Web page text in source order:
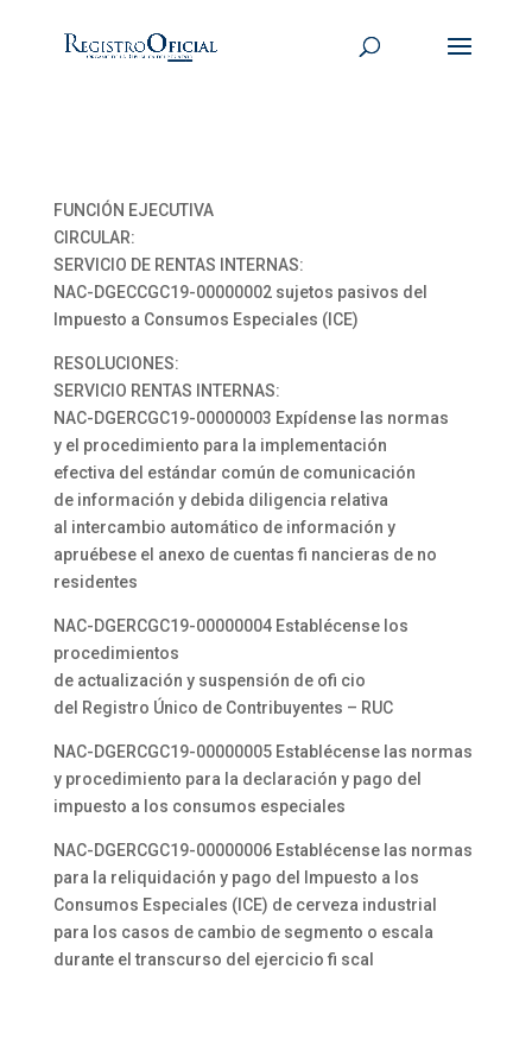
FUNCIÓN EJECUTIVA
CIRCULAR:
SERVICIO DE RENTAS INTERNAS:
NAC-DGECCGC19-00000002 sujetos pasivos del
Impuesto a Consumos Especiales (ICE)
RESOLUCIONES:
SERVICIO RENTAS INTERNAS:
NAC-DGERCGC19-00000003 Expídense las normas
y el procedimiento para la implementación
efectiva del estándar común de comunicación
de información y debida diligencia relativa
al intercambio automático de información y
apruébese el anexo de cuentas fi nancieras de no
residentes
NAC-DGERCGC19-00000004 Establécense los
procedimientos
de actualización y suspensión de ofi cio
del Registro Único de Contribuyentes – RUC
NAC-DGERCGC19-00000005 Establécense las normas
y procedimiento para la declaración y pago del
impuesto a los consumos especiales
NAC-DGERCGC19-00000006 Establécense las normas
para la reliquidación y pago del Impuesto a los
Consumos Especiales (ICE) de cerveza industrial
para los casos de cambio de segmento o escala
durante el transcurso del ejercicio fi scal